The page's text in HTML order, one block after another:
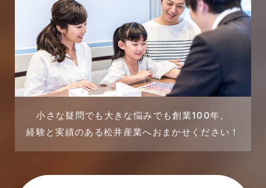
市民リフォームサービス
店舗・テナント施工事例
戸建賃貸住宅活用事例
採用情報
未分類
2023年11月
2023年10月
2023年9月
2023年7月
小さな疑問でも大きな悩みでも創業100年、
経験と実績のある松井産業へおまかせください！